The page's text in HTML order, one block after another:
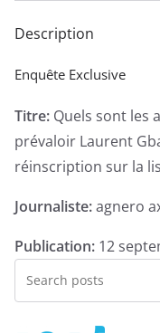
Laurent
Gbagbo,
obtenir
sa
réinscription
la
liste
Description
Enquête Exclusive
Titre: Quels sont les
prévaloir Laurent
réinscription sur la
Journaliste:agnero
Publication: 12